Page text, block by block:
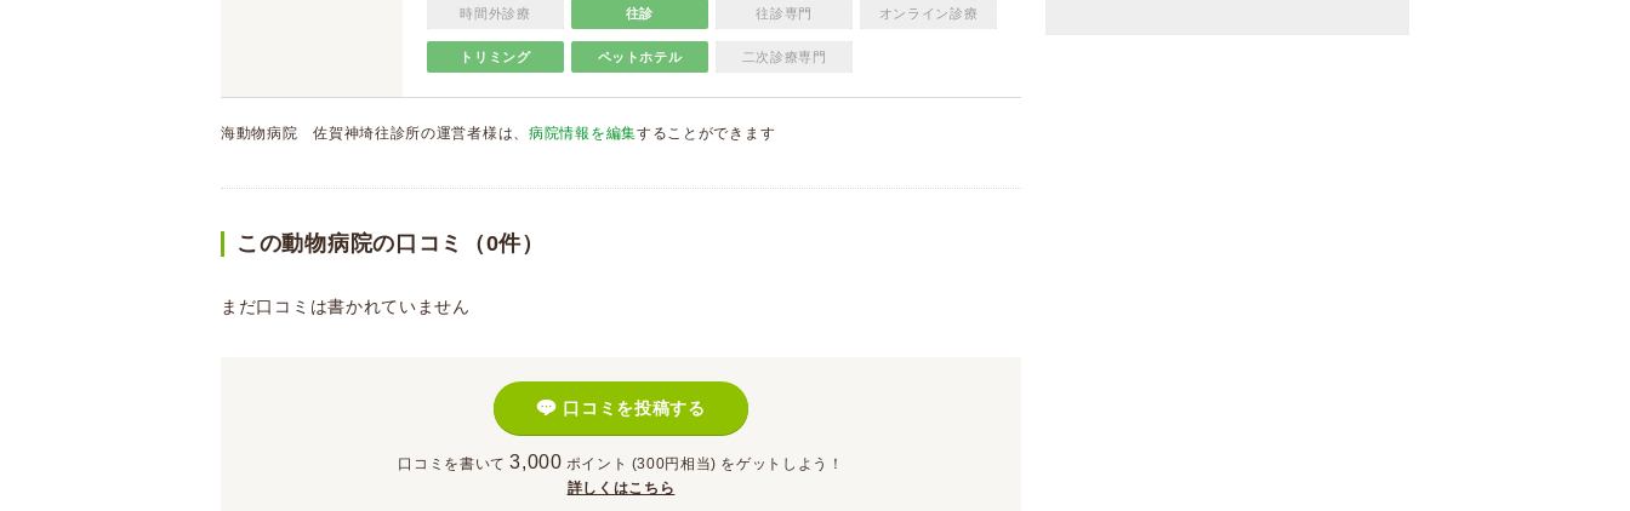
時間外診療 往診 往診専門 オンライン診療
トリミング ペットホテル 二次診療専門
海動物病院 佐賀神埼往診所の運営者様は、 病院情報を編集することができます
この動物病院の口コミ（0件）
まだ口コミは書かれていません
口コミを投稿する
口コミを書いて 3,000 ポイント (300円相当) をゲットしよう！
詳しくはこちら